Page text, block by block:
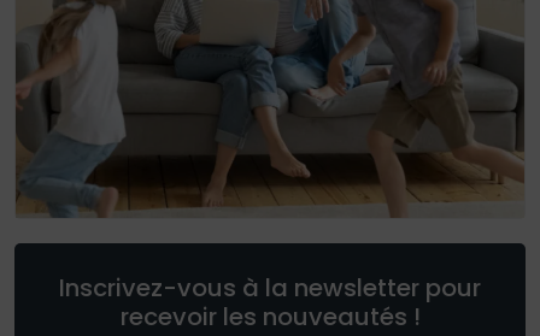
Inscrivez-vous à la newsletter pour
recevoir les nouveautés !